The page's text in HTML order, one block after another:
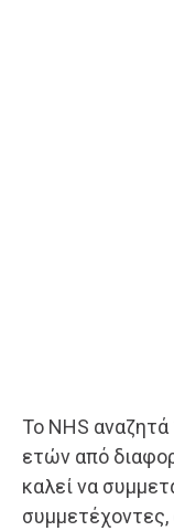
Το NHS
ετών από
καλεί να
συμμετέχοντες,